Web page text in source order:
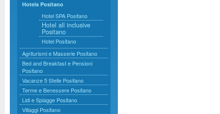
Hotels Positano
Hotel SPA Positano
Hotel all inclusive
Positano
Hotel Positano
Agriturismi e Masserie Positano
Bed and Breakfast e Pensioni
Positano
Vacanze 5 Stelle Positano
Terme e Benessere Positano
Lidi e Spiagge Positano
Villaggi Positano